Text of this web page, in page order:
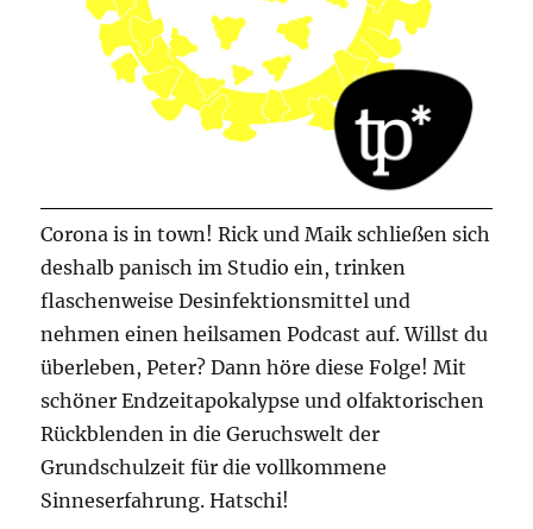
Corona is in town! Rick und Maik schließen sich
deshalb panisch im Studio ein, trinken
flaschenweise Desinfektionsmittel und
nehmen einen heilsamen Podcast auf. Willst du
überleben, Peter? Dann höre diese Folge! Mit
schöner Endzeitapokalypse und olfaktorischen
Rückblenden in die Geruchswelt der
Grundschulzeit für die vollkommene
Sinneserfahrung. Hatschi!